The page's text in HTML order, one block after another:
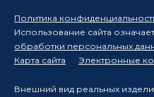
Политика
Использование сайта
обработки персональных
Карта сайта
Электронные
Внешний вид реальных